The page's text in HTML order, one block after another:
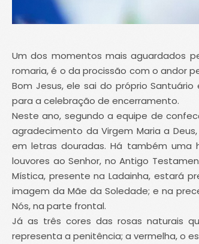
Um dos momentos mais aguardados
romaria, é o da procissão com o andor
Bom Jesus, ele sai do próprio
para a celebração de encerramento.
Neste ano, segundo a equipe de
agradecimento da Virgem Maria a
em letras douradas. Há também uma
louvores ao Senhor, no Antigo
Mística, presente na Ladainha, estará
imagem da Mãe da Soledade; e na
Nós, na parte frontal.
Já as três cores das rosas naturais
representa a penitência; a vermelha, o